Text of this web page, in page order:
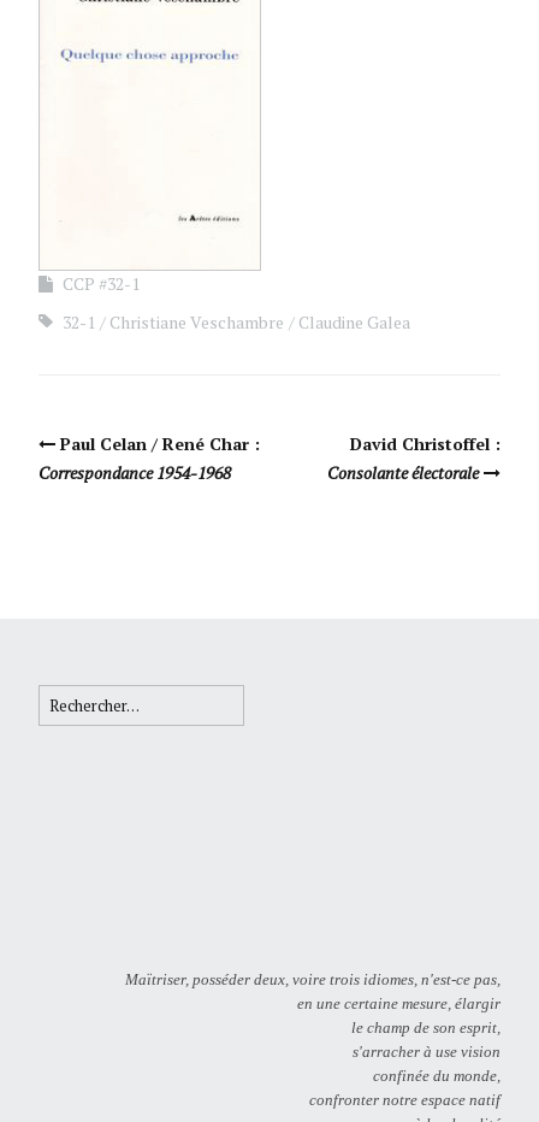
CCP #32-1
32-1
Christiane Veschambre Claudine Galea
Navigation Article
Paul Celan / René Char :
Correspondance 1954-1968
David Christoffel :
Consolante électorale
Rechercher :
Maïtriser, posséder deux, voire trois idiomes, n'est-ce pas,
en une certaine mesure, élargir
le champ de son esprit,
s'arracher à use vision
confinée du monde,
confronter notre espace natif